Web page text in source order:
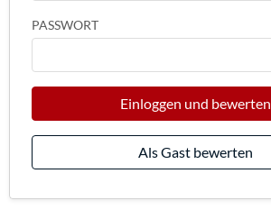
PASSWORT
Einloggen und bewerten
Als Gast bewerten